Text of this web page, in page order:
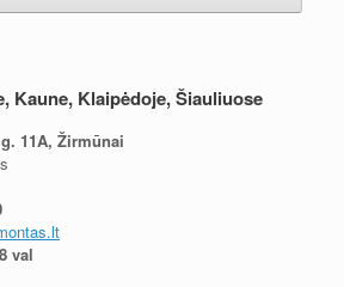
Kaune, Klaipėdoje, Šiauliuose
11A, Žirmūnai
val